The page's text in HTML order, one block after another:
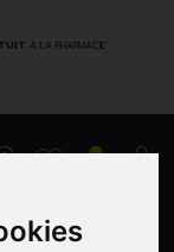
À LA PHARMACIE *